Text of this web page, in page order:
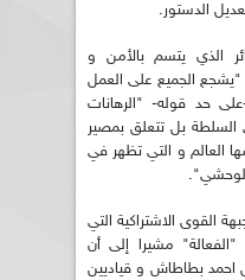
الدستور.
الذي يتسم بالأمن و
"يشجع الجميع على العمل
على حد قوله- "الرهانات
السلطة بل تتعلق بمصير
العالم و التي تظهر في
القوى الاشتراكية التي
مشيرا إلى أن
احمد بطاطاش و قياديين